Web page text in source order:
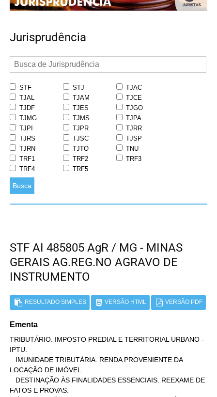
Jurisprudência
STF STJ
TJAC
TJAL
TJAM
TJCE
TJDF
TJES
TJGO
TJMG
TJMS
TJPA
TJPI
TJPR
TJRR
TJRS
TJSC
TJSP
TJRN
TJTO
TNU
TRF1
TRF2
TRF3
TRF4
TRF5
Busca
STF AI 485805 AgR / MG - MINAS
GERAIS AG.REG.NO AGRAVO DE
INSTRUMENTO
RESULTADO SIMPLES VERSÃO HTML VERSÃO PDF
Ementa
TRIBUTÁRIO. IMPOSTO PREDIAL E TERRITORIAL URBANO -
IPTU.
LOCAÇÃO DE IMÓVEL.
FATOS E PROVAS.